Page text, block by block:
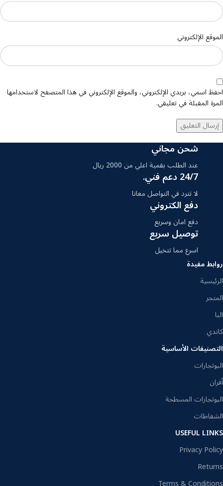
الموقع الإلكتروني
احفظ اسمي، بريدي الإلكتروني، والموقع الإلكتروني في هذا المتصفح لاستخدامها
المرة المقبلة في تعليقي.
شحن مجاني
عند الطلب بقمية اعلي من 2000 ريال
24/7 دعم فني.
لا تترد في التواصل معانا
دفع الكتروني
دفع امان وسريع
توصيل سريع
اسرع مما تتخيل
روابط مفيدة
الرئيسية
المتجر
البا
كاندي
التصنيفات الأساسية
البوتجارات
أفران
البوتجازات المسطحة
الشفاطات
USEFUL LINKS
Privacy Policy
Returns